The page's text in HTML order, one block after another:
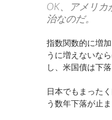
OK、アメリ
治なのだ。
指数関数的に増
うに増えないな
し、米国債は下落
日本でもまった
う数年下落が止